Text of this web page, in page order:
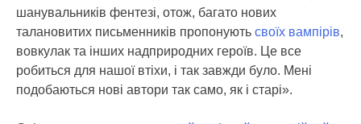
шанувальників фентезі, отож, багато нових
талановитих письменників пропонують своїх вампірів,
вовкулак та інших надприродних героїв. Це все
робиться для нашої втіхи, і так завжди було. Мені
подобаються нові автори так само, як і старі».